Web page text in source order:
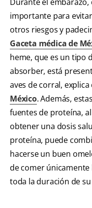
importante para
otros riesgos y
Gaceta médica de
heme, que es un tipo
absorber, está
aves de corral, explica
México. Además,
fuentes de proteína,
obtener una dosis
proteína, puede
hacerse un buen
de comer
toda la duración de